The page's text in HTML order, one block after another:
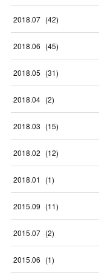
2018.07 (42)
2018.06 (45)
2018.05 (31)
2018.04 (2)
2018.03 (15)
2018.02 (12)
2018.01 (1)
2015.09 (11)
2015.07 (2)
2015.06 (1)